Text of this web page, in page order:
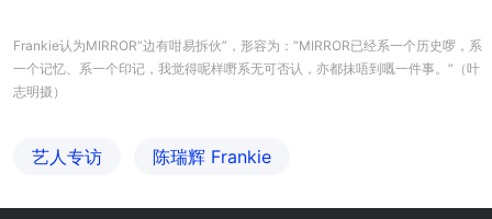
Frankie认为MIRROR“边有咁易拆伙”，形容为：“MIRROR已经系一个历史啰，系
一个记忆、系一个印记，我觉得呢样嘢系无可否认，亦都抹唔到嘅一件事。”（叶
志明摄）
艺人专访 陈瑞辉 Frankie